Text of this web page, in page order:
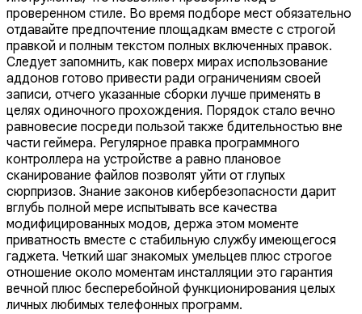
проверенном стиле. Во время подборе мест обязательно
отдавайте предпочтение площадкам вместе с строгой
правкой и полным текстом полных включенных правок.
Следует запомнить, как поверх мирах использование
аддонов готово привести ради ограничениям своей
записи, отчего указанные сборки лучше применять в
целях одиночного прохождения. Порядок стало вечно
равновесие посреди пользой также бдительностью вне
части геймера. Регулярное правка программного
контроллера на устройстве а равно плановое
сканирование файлов позволят уйти от глупых
сюрпризов. Знание законов кибербезопасности дарит
вглубь полной мере испытывать все качества
модифицированных модов, держа этом моменте
приватность вместе с стабильную службу имеющегося
гаджета. Четкий шаг знакомых умельцев плюс строгое
отношение около моментам инсталляции это гарантия
вечной плюс бесперебойной функционирования целых
личных любимых телефонных программ.